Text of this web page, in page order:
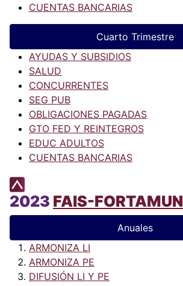
CUENTAS BANCARIAS
Cuarto Trimestre
AYUDAS Y SUBSIDIOS
SALUD
CONCURRENTES
SEG PUB
OBLIGACIONES PAGADAS
GTO FED Y REINTEGROS
EDUC ADULTOS
CUENTAS BANCARIAS
2023 FAIS-FORTAMUN
Anuales
ARMONIZA LI
ARMONIZA PE
DIFUSIÓN LI Y PE